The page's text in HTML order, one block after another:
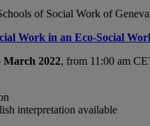
of Social Work of
Work in an Eco-Social
March 2022, from 11:00 am
interpretation available